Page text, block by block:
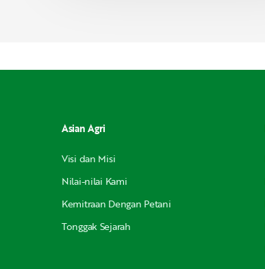
Asian Agri
Visi dan Misi
Nilai-nilai Kami
Kemitraan Dengan Petani
Tonggak Sejarah